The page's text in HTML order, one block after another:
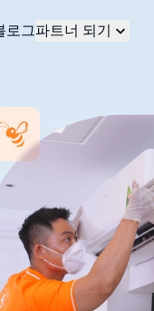
받는 서비스
스
딥 클리닝
펫의 모든 얼룩 제
로그파트너 되기
비즈니스 파트너